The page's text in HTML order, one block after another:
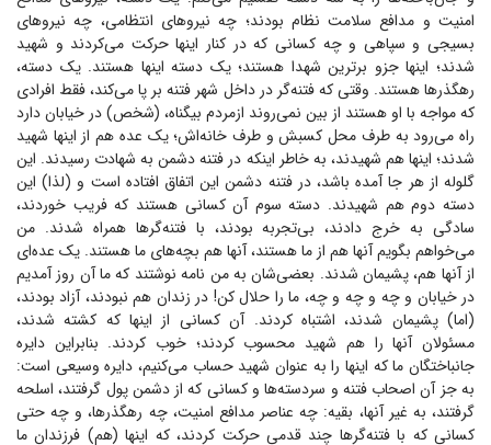
امنیت و مدافع سلامت نظام بودند؛ چه نیرو‌های انتظامی، چه نیرو‌های
بسیجی و سپاهی و چه کسانی که در کنار اینها حرکت می‌کردند و شهید
شدند؛ اینها جزو برترین شهدا هستند؛ یک دسته اینها هستند. یک دسته،
رهگذر‌ها هستند. وقتی که فتنه‌گر در داخل شهر فتنه بر پا می‌کند، فقط افرادی
که مواجه با او هستند از بین نمی‌روند ازمردم بیگناه، (شخص) در خیابان دارد
راه می‌رود به طرف محل کسبش و طرف خانه‌اش؛ یک عده هم از اینها شهید
شدند؛ اینها هم شهیدند، به خاطر اینکه در فتنه دشمن به شهادت رسیدند. این
گلوله از هر جا آمده باشد، در فتنه دشمن این اتفاق افتاده است و (لذا) این
دسته دوم هم شهیدند. دسته سوم آن کسانی هستند که فریب خوردند،
سادگی به خرج دادند، بی‌تجربه بودند، با فتنه‌گر‌ها همراه شدند. من
می‌خواهم بگویم آنها هم از ما هستند، آنها هم بچه‌های ما هستند. یک عده‌ای
از آنها هم، پشیمان شدند. بعضی‌شان به من نامه نوشتند که ما آن روز آمدیم
در خیابان و چه و چه و چه، ما را حلال کن! در زندان هم نبودند، آزاد بودند،
(اما) پشیمان شدند، اشتباه کردند. آن کسانی از اینها که کشته شدند،
مسئولان آنها را هم شهید محسوب کردند؛ خوب کردند. بنابراین دایره
جانباختگان ما که اینها را به عنوان شهید حساب می‌کنیم، دایره وسیعی است:
به جز آن اصحاب فتنه و سردسته‌ها و کسانی که از دشمن پول گرفتند، اسلحه
گرفتند، به غیر آنها، بقیه: چه عناصر مدافع امنیت، چه رهگذرها، و چه حتی
کسانی که با فتنه‌گر‌ها چند قدمی حرکت کردند، که اینها (هم) فرزندان ما